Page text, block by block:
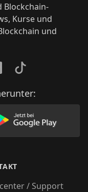
Blockchain-
Kurse und
und
TikTok
herunter
Lade unsere
/ Support